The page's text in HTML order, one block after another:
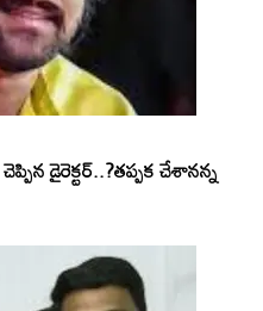
డైరెక్టర్..?తప్పక చేశానన్న